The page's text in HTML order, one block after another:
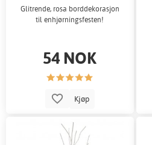
Glitrende, rosa borddekorasjon
til enhjørningsfesten!
54 NOK
Kjøp